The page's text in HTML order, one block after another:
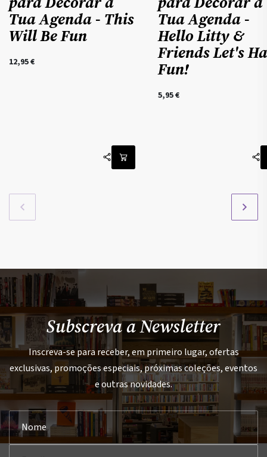
Tua Agenda - This
Will Be Fun
12,95€
Tua Agenda -
Hello Litty &
Friends Let's
Fun!
5,95€
Subscreva a Newsletter
Inscreva-se para receber, em primeiro lugar, ofertas
exclusivas, promoções especiais, próximas coleções, eventos
e outras novidades.